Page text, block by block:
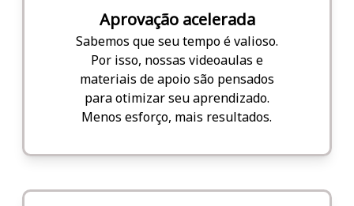
Aprovação acelerada
Sabemos que seu tempo é valioso.
Por isso, nossas videoaulas e
materiais de apoio são pensados
para otimizar seu aprendizado.
Menos esforço, mais resultados.